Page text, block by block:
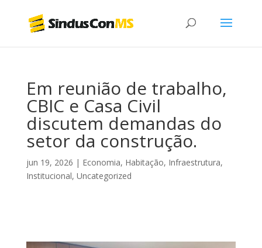
Em reunião de trabalho,
CBIC e Casa Civil
discutem demandas do
setor da construção.
jun 19, 2026 | Economia, Habitação, Infraestrutura,
Institucional, Uncategorized